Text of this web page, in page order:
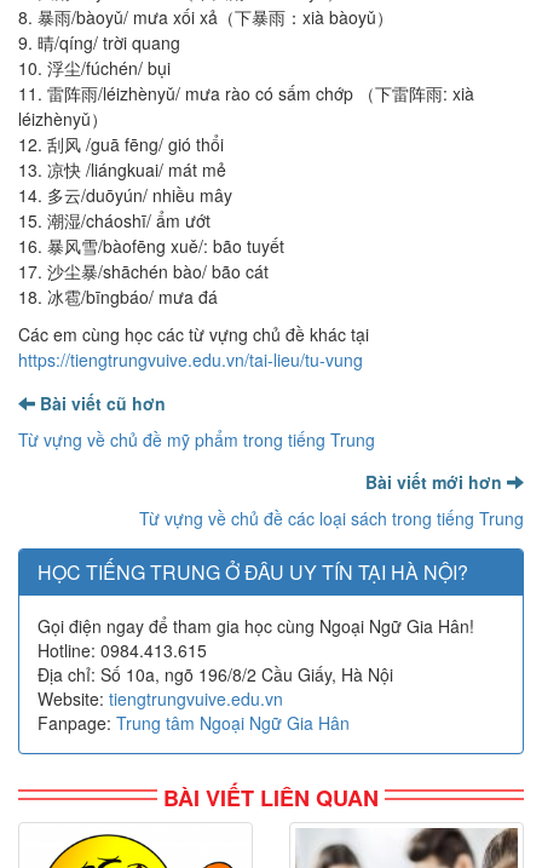
8. 暴雨/bàoyǔ/ mưa xối xả（下暴雨：xià bàoyǔ）
9. 晴/qíng/ trời quang
10. 浮尘/fúchén/ bụi
11. 雷阵雨/léizhènyǔ/ mưa rào có sấm chớp （下雷阵雨: xià
léizhènyǔ）
12. 刮风 /guā fēng/ gió thổi
13. 凉快 /liángkuai/ mát mẻ
14. 多云/duōyún/ nhiều mây
15. 潮湿/cháoshī/ ẩm ướt
16. 暴风雪/bàofēng xuě/: bão tuyết
17. 沙尘暴/shāchén bào/ bão cát
18. 冰雹/bīngbáo/ mưa đá
Các em cùng học các từ vựng chủ đề khác tại
https://tiengtrungvuive.edu.vn/tai-lieu/tu-vung
Bài viết cũ hơn
Từ vựng về chủ đề mỹ phẩm trong tiếng Trung
Bài viết mới hơn
Từ vựng về chủ đề các loại sách trong tiếng Trung
HỌC TIẾNG TRUNG Ở ĐÂU UY TÍN TẠI HÀ NỘI?
Gọi điện ngay để tham gia học cùng Ngoại Ngữ Gia Hân!
Hotline: 0984.413.615
Địa chỉ: Số 10a, ngõ 196/8/2 Cầu Giấy, Hà Nội
Website: tiengtrungvuive.edu.vn
Fanpage: Trung tâm Ngoại Ngữ Gia Hân
BÀI VIẾT LIÊN QUAN